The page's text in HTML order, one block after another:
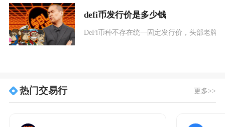
defi币发行价是多少钱
DeFi币种不存在统一固定发行价，头部老牌
热门交易行 更多>>